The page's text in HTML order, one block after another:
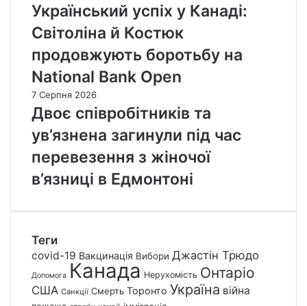
Український успіх у Канаді:
Світоліна й Костюк
продовжують боротьбу на
National Bank Open
7 Серпня 2026
Двоє співробітників та
ув’язнена загинули під час
перевезення з жіночої
в’язниці в Едмонтоні
Теги
covid-19 Вакцинація Вибори Джастін Трюдо
Допомога Канада Нерухомість Онтаріо
США Санкції Смерть Торонто Україна війна